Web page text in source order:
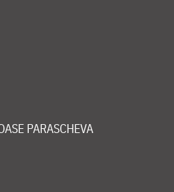
PARASCHEVA